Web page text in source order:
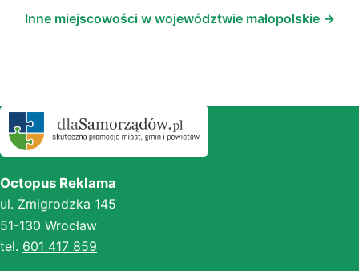
Inne miejscowości w województwie małopolskie →
Octopus Reklama
ul. Żmigrodzka 145
51-130 Wrocław
tel. 601 417 859